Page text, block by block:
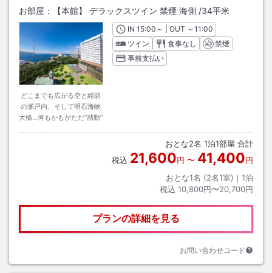
お部屋： 【本館】 デラックスツイン 禁煙 海側 /34平米
どこまでも広がる空と紺碧
の瀬戸内、そして明石海峡
大橋…何もかもがただ“感動”
INチェックイン
15:00 ～ | OUT チェックアウト
～11:00
ツイン
食事なし
禁煙
事前支払い
おとな2名 1泊1部屋 合計
税込 21,600円 〜 41,400円
おとな1名 (2名1室)｜ 1泊
税込 10,800円〜20,700円
プランの詳細を見る
お問い合わせコード